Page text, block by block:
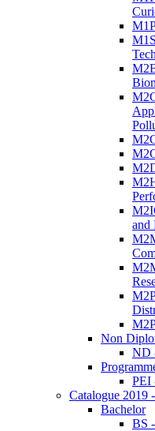
and
Non
ND
PEI
Catalogue 2019
Bachelor
BS